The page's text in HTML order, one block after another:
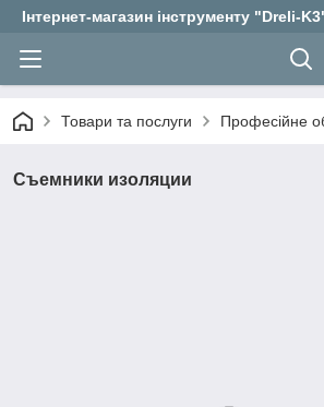
Інтернет-магазин інструменту "Dreli-
Товари та послуги Професійне
Съемники изоляции